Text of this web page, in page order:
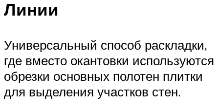
Линии
Универсальный способ раскладки,
где вместо окантовки используются
обрезки основных полотен плитки
для выделения участков стен.